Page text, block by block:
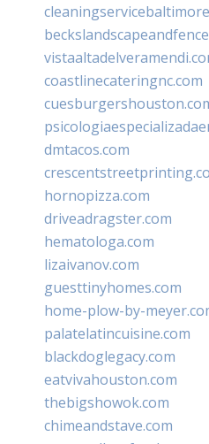
coastlinecateringnc.com
dmtacos.com
hornopizza.com
driveadragster.com
hematologa.com
lizaivanov.com
guesttinyhomes.com
home-plow-by-
palatelatincuisine.com
blackdoglegacy.com
eatvivahouston.com
thebigshowok.com
chimeandstave.com